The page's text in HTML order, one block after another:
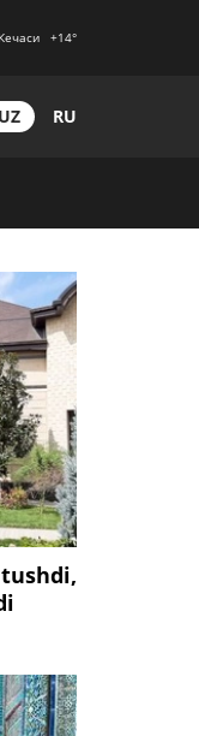
Кечаси +14°
UZ RU